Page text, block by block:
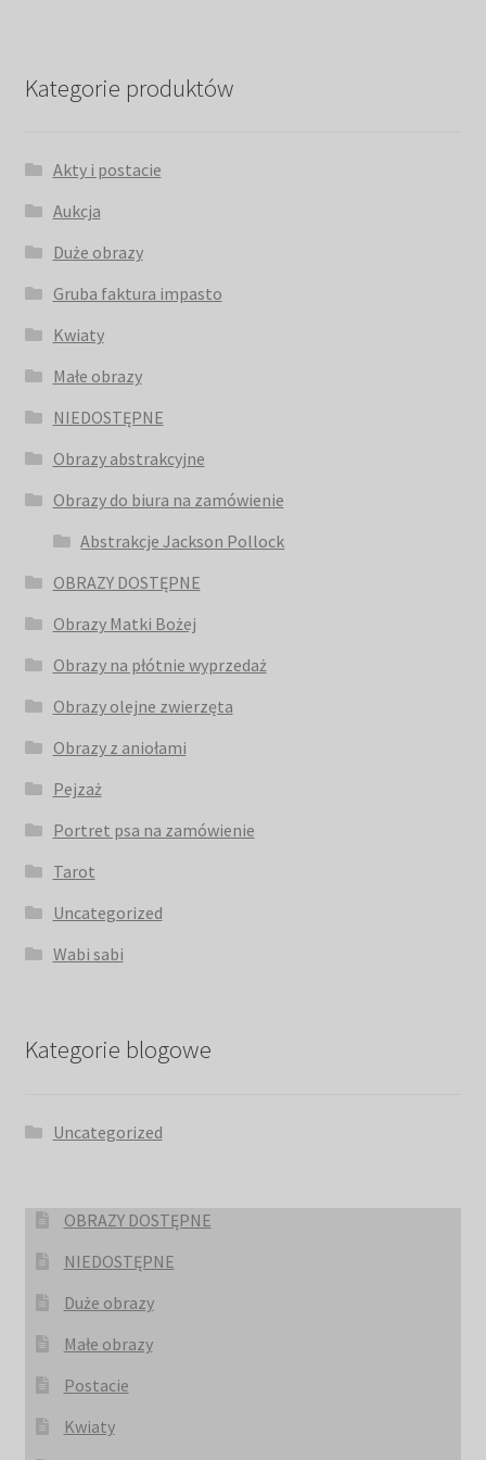
Kategorie produktów
Akty i postacie
Aukcja
Duże obrazy
Gruba faktura impasto
Kwiaty
Małe obrazy
NIEDOSTĘPNE
Obrazy abstrakcyjne
Obrazy do biura na zamówienie
Abstrakcje Jackson Pollock
OBRAZY DOSTĘPNE
Obrazy Matki Bożej
Obrazy na płótnie wyprzedaż
Obrazy olejne zwierzęta
Obrazy z aniołami
Pejzaż
Portret psa na zamówienie
Tarot
Uncategorized
Wabi sabi
Kategorie blogowe
Uncategorized
OBRAZY DOSTĘPNE
NIEDOSTĘPNE
Duże obrazy
Małe obrazy
Postacie
Kwiaty